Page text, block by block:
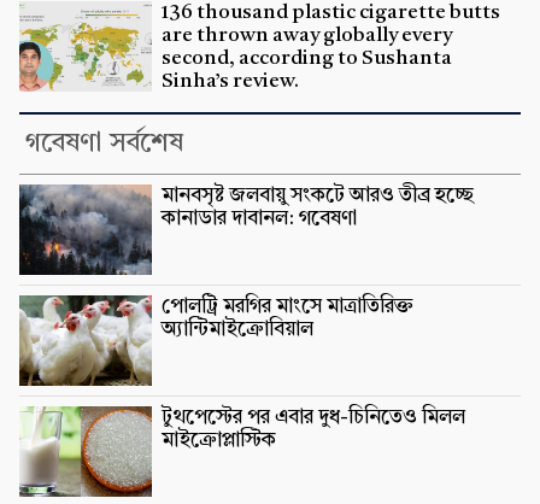
136 thousand plastic cigarette butts
are thrown away globally every
second, according to Sushanta
Sinha’s review.
গবেষণা সর্বশেষ
মানবসৃষ্ট জলবায়ু সংকটে আরও তীব্র হচ্ছে
কানাডার দাবানল: গবেষণা
পোলট্রি মরগির মাংসে মাত্রাতিরিক্ত
অ্যান্টিমাইক্রোবিয়াল
টুথপেস্টের পর এবার দুধ-চিনিতেও মিলল
মাইক্রোপ্লাস্টিক